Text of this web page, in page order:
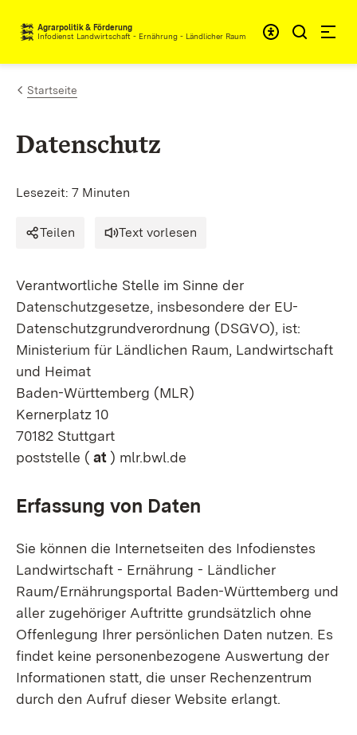
Zum Inhalt springen
Agrarpolitik & Förderung
Infodienst Landwirtschaft - Ernährung - Ländlicher Raum
Startseite
Datenschutz
Lesezeit: 7 Minuten
Teilen Text vorlesen
Verantwortliche Stelle im Sinne der
Datenschutzgesetze, insbesondere der EU-
Datenschutzgrundverordnung (DSGVO), ist:
Ministerium für Ländlichen Raum, Landwirtschaft
und Heimat
Baden-Württemberg (MLR)
Kernerplatz 10
70182 Stuttgart
poststelle ( at ) mlr.bwl.de
Erfassung von Daten
Sie können die Internetseiten des Infodienstes
Landwirtschaft - Ernährung - Ländlicher
Raum/Ernährungsportal Baden-Württemberg und
aller zugehöriger Auftritte grundsätzlich ohne
Offenlegung Ihrer persönlichen Daten nutzen. Es
findet keine personenbezogene Auswertung der
Informationen statt, die unser Rechenzentrum
durch den Aufruf dieser Website erlangt.